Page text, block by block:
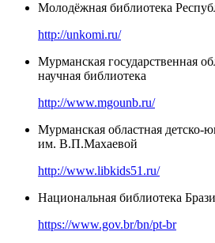
Молодёжная библиотека
http://unkomi.ru/
Мурманская государственная
научная библиотека
http://www.mgounb.ru/
Мурманская областная детско-
им. В.П.Махаевой
http://www.libkids51.ru/
Национальная библиотека
https://www.gov.br/bn/pt-br